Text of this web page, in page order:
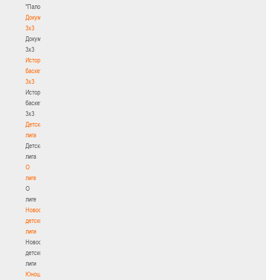
"Палова"
Документы
3х3
Документы
3х3
История
баскетбола
3х3
История
баскетбола
3х3
Детская
лига
Детская
лига
О
лиге
О
лиге
Новости
детской
лиги
Новости
детской
лиги
Юноши